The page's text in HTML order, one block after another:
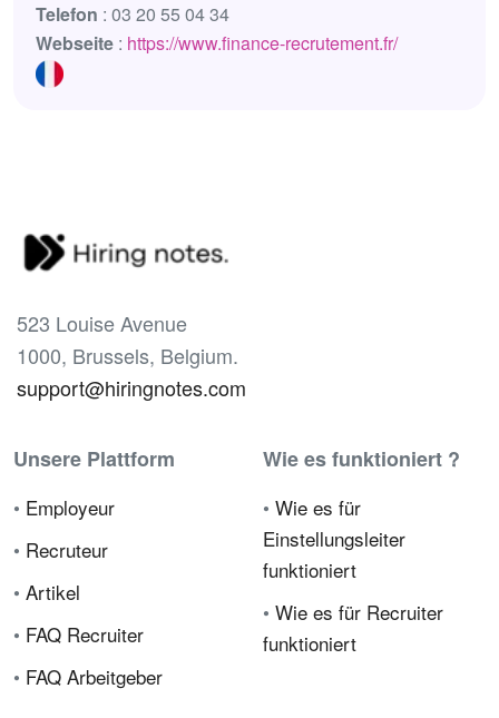
Telefon : 03 20 55 04 34
Webseite : https://www.finance-recrutement.fr/
523 Louise Avenue
1000, Brussels, Belgium.
support@hiringnotes.com
Unsere Plattform
• Employeur
• Recruteur
• Artikel
• FAQ Recruiter
• FAQ Arbeitgeber
Wie es funktioniert ?
• Wie es für
Einstellungsleiter
funktioniert
• Wie es für Recruiter
funktioniert